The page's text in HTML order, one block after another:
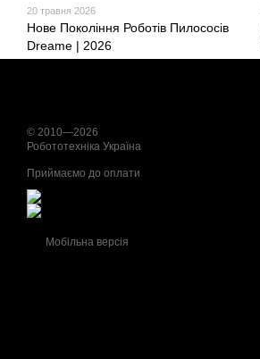
20 травня 2026
Нове Покоління Роботів Пилососів
Dreame | 2026
© 2010—2026
Робототехніка Україна
Приймаємо до оплати
Мобільна версія